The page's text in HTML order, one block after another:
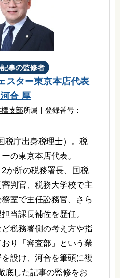
事の監修者
スター東京本店代表
河合 厚
支部所属｜登録番号：
税庁出身税理士）。税
の東京本店代表。
か所の税務署長、国税
判官、税務大学校で主
室で主任訟務官、さら
当課長補佐を歴任。
税務署側の考え方や指
り「審査部」という業
設け、河合を筆頭に複
底した記事の監修をお